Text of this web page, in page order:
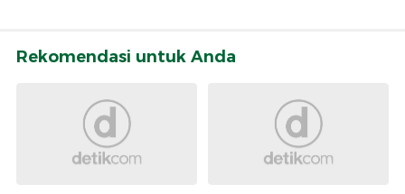
Rekomendasi untuk Anda